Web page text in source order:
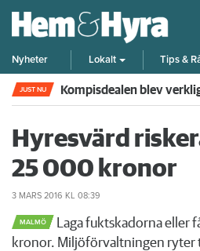
Nyheter Lokalt Tips &
JUST NU Kompisdealen blev
Hyresvärd
25 000 kronor
3 MARS 2016 KL 08:39
MALMÖ
Laga fuktskadorna eller
kronor. Miljöförvaltningen ryter